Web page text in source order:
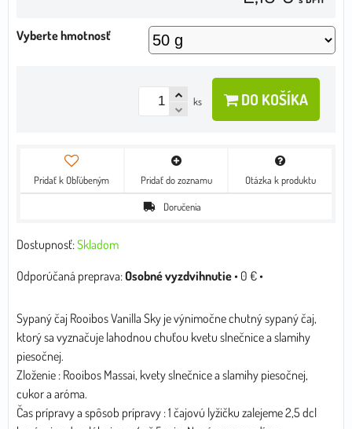
Vyberte hmotnosť
ks DO KOŠÍKA
Pridať k Obľúbeným Pridať do zoznamu Otázka k produktu
Doručenia
Dostupnosť:Skladom
Osobné vyzdvihnutie• 0 €•
Sypaný čaj Rooibos Vanilla Sky je výnimočne chutný sypaný čaj,
ktorý sa vyznačuje lahodnou chuťou kvetu slnečnice a slamihy
piesočnej.
Zloženie : Rooibos Massai, kvety slnečnice a slamihy piesočnej,
cukor a aróma.
Čas prípravy a spôsob prípravy : 1 čajovú lyžičku zalejeme 2,5 dcl